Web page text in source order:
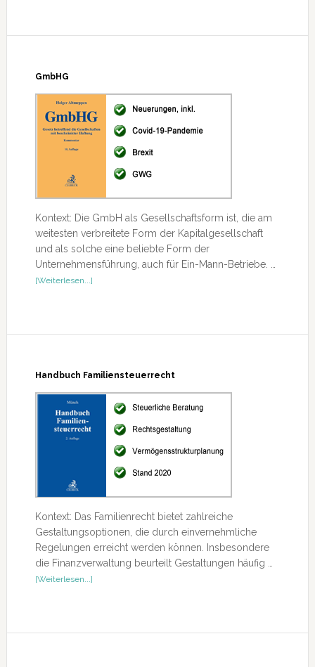
GmbHG
Kontext: Die GmbH als Gesellschaftsform ist, die am
weitesten verbreitete Form der Kapitalgesellschaft
und als solche eine beliebte Form der
Unternehmensführung, auch für Ein-Mann-Betriebe. …
[Weiterlesen...]ÜberGmbHG
Handbuch Familiensteuerrecht
Kontext: Das Familienrecht bietet zahlreiche
Gestaltungsoptionen, die durch einvernehmliche
Regelungen erreicht werden können. Insbesondere
die Finanzverwaltung beurteilt Gestaltungen häufig …
[Weiterlesen...]ÜberHandbuch